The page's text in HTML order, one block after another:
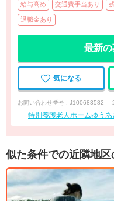
給与高め 交通費手当あり
退職金あり
最新
気になる
お問い合わせ番号 : J100683582
特別養護老人ホームゆうあ
似た条件での近隣地区